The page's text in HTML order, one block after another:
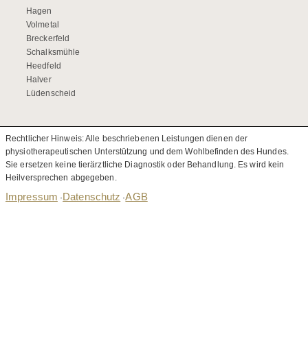
Hagen
Volmetal
Breckerfeld
Schalksmühle
Heedfeld
Halver
Lüdenscheid
Rechtlicher Hinweis: Alle beschriebenen Leistungen dienen der
physiotherapeutischen Unterstützung und dem Wohlbefinden des Hundes.
Sie ersetzen keine tierärztliche Diagnostik oder Behandlung. Es wird kein
Heilversprechen abgegeben.
Impressum ·Datenschutz ·AGB